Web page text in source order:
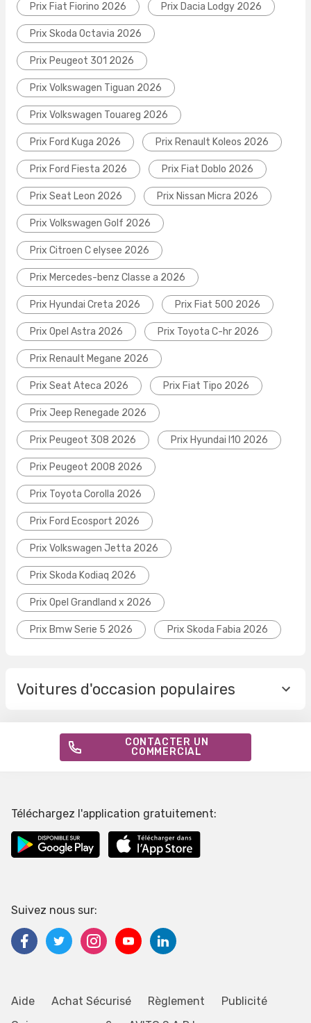
Prix Fiat Fiorino 2026 Prix Dacia Lodgy 2026
Prix Skoda Octavia 2026
Prix Peugeot 301 2026
Prix Volkswagen Tiguan 2026
Prix Volkswagen Touareg 2026
Prix Ford Kuga 2026 Prix Renault Koleos 2026
Prix Ford Fiesta 2026 Prix Fiat Doblo 2026
Prix Seat Leon 2026 Prix Nissan Micra 2026
Prix Volkswagen Golf 2026
Prix Citroen C elysee 2026
Prix Mercedes-benz Classe a 2026
Prix Hyundai Creta 2026 Prix Fiat 500 2026
Prix Opel Astra 2026 Prix Toyota C-hr 2026
Prix Renault Megane 2026
Prix Seat Ateca 2026 Prix Fiat Tipo 2026
Prix Jeep Renegade 2026
Prix Peugeot 308 2026 Prix Hyundai I10 2026
Prix Peugeot 2008 2026
Prix Toyota Corolla 2026
Prix Ford Ecosport 2026
Prix Volkswagen Jetta 2026
Prix Skoda Kodiaq 2026
Prix Opel Grandland x 2026
Prix Bmw Serie 5 2026 Prix Skoda Fabia 2026
Voitures d'occasion populaires
CONTACTER UN
COMMERCIAL
Aide Achat Sécurisé Règlement
Publicité
Téléchargez l'application gratuitement:
Suivez nous sur: